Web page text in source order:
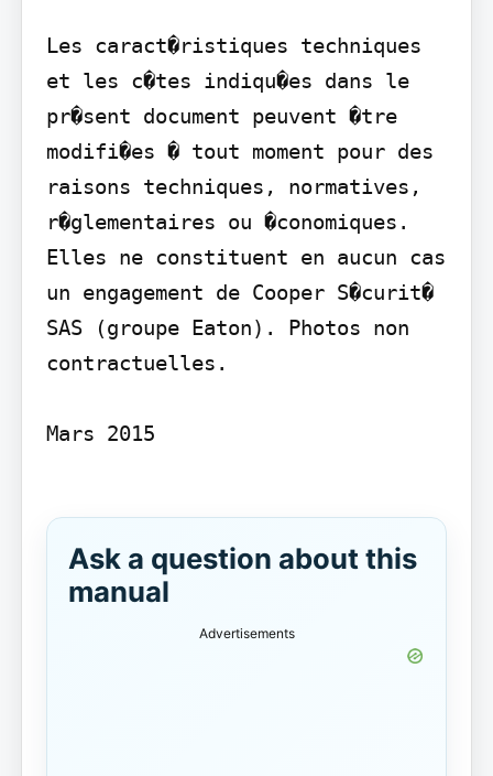
Les caract�ristiques techniques
et les c�tes indiqu�es dans le
pr�sent document peuvent �tre
modifi�es � tout moment pour des
raisons techniques, normatives,
r�glementaires ou �conomiques.
Elles ne constituent en aucun cas
un engagement de Cooper S�curit�
SAS (groupe Eaton). Photos non
contractuelles.
Mars 2015
Ask a question about this
manual
Advertisements